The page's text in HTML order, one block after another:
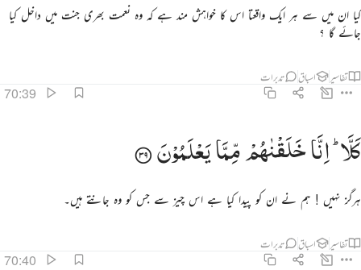
کیا ان میں سے ہر ایک واقعتا اس کا خواہش مند ہے کہ وہ نعمت بھری جنت میں داخل کیا
جائے گا ؟
تفاسیر اسباق تدبرات
70:39
كلا انا خلقناهم مما يعلمون ٣٩
كَلَّآ ۖ إِنَّا خَلَقْنَـٰهُم مِّمَّا يَعْلَمُونَ ٣٩
كَلَّا ؕ اِنَّاخَلَقْنٰهُمْمِّمَّایَعْلَمُوْنَ
ہرگز نہیں ! ہم نے ان کو پیدا کیا ہے اس چیز سے جس کو وہ جانتے ہیں۔
تفاسیر اسباق تدبرات
70:40